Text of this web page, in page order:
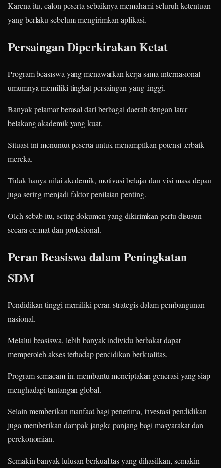
Karena itu, calon peserta sebaiknya memahami seluruh ketentuan
yang berlaku sebelum mengirimkan aplikasi.
Persaingan Diperkirakan Ketat
Program beasiswa yang menawarkan kerja sama internasional
umumnya memiliki tingkat persaingan yang tinggi.
Banyak pelamar berasal dari berbagai daerah dengan latar
belakang akademik yang kuat.
Situasi ini menuntut peserta untuk menampilkan potensi terbaik
mereka.
Tidak hanya nilai akademik, motivasi belajar dan visi masa depan
juga sering menjadi faktor penilaian penting.
Oleh sebab itu, setiap dokumen yang dikirimkan perlu disusun
secara cermat dan profesional.
Peran Beasiswa dalam Peningkatan
SDM
Pendidikan tinggi memiliki peran strategis dalam pembangunan
nasional.
Melalui beasiswa, lebih banyak individu berbakat dapat
memperoleh akses terhadap pendidikan berkualitas.
Program semacam ini membantu menciptakan generasi yang siap
menghadapi tantangan global.
Selain memberikan manfaat bagi penerima, investasi pendidikan
juga memberikan dampak jangka panjang bagi masyarakat dan
perekonomian.
Semakin banyak lulusan berkualitas yang dihasilkan, semakin